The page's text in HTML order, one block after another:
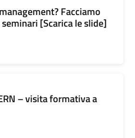
Facciamo
[Scarica le slide]
– visita formativa a